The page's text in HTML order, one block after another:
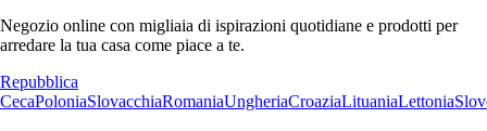
Negozio online con migliaia di ispirazioni quotidiane e prodotti per
arredare la tua casa come piace a te.
Repubblica
CecaPoloniaSlovacchiaRomaniaUngheriaCroaziaLituaniaLettonia